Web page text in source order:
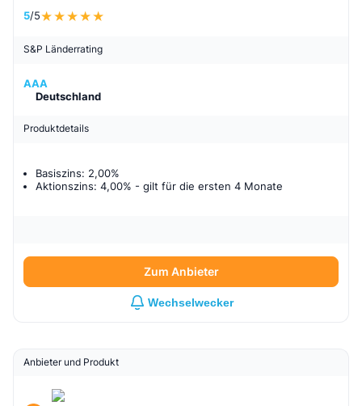
5/5
S&P Länderrating
AAA
Deutschland
Produktdetails
Basiszins: 2,00%
Aktionszins: 4,00% - gilt für die ersten 4 Monate
Zum Anbieter
Wechselwecker
Anbieter und Produkt